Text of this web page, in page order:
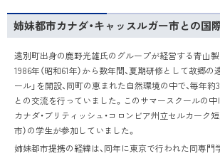
姉妹都市カナダ・キャッスルガー市との国
遠別町出身の鹿野光雄氏のグループが経営する青山製
1986年（昭和61年）から数年間、夏期研修として故郷の
ール」を開設、同町の恵まれた自然環境の中で、毎年
との交流を行っていました。このサマースクールの中
カナダ・ブリティッシュ・コロンビア州立セルカーク
市）の学生が参加していました。
姉妹都市提携の経緯は、同年に東京で行われた同専